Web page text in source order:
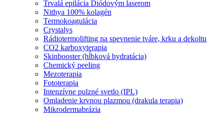
Trvalá epilácia Diódovým laserom
Nithya 100% kolagén
Termokoagulácia
Crystalys
Rádiotermolifting na spevnenie tváre, krku a dekoltu
CO2 karboxyterapia
Skinbooster (hĺbková hydratácia)
Chemický peeling
Mezoterapia
Fototerapia
Intenzívne pulzné svetlo (IPL)
Omladenie krvnou plazmou (drakula terapia)
Mikrodermabrázia